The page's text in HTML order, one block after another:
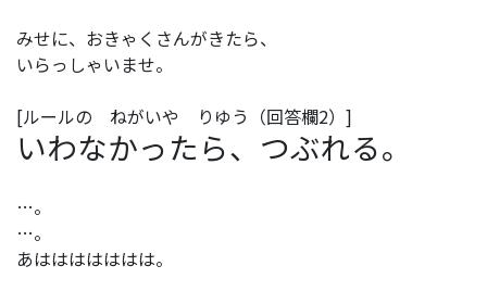
みせに、おきゃくさんがきたら、
いらっしゃいませ。
[ルールの ねがいや りゆう（回答欄2）]
いわなかったら、つぶれる。
…。
…。
あははははははは。